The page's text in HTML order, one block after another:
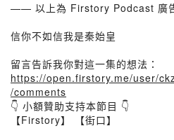
—— 以上為 Firstory Podcast
信你不如信我是秦始皇
留言告訴我你對這一集的想法：
https://open.firstory.me/user/
/comments
👇 小額贊助支持本節目 👇
【Firstory】 【街口】